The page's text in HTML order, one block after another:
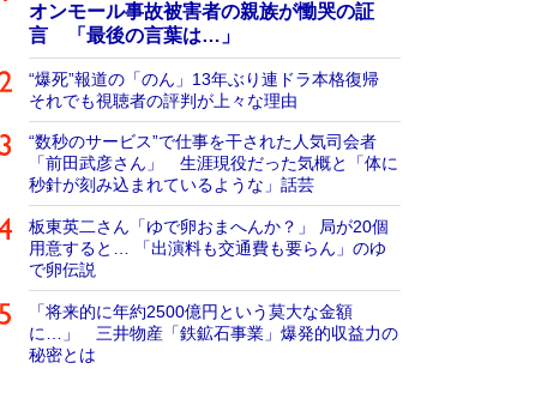
オンモール事故被害者の親族が慟哭の証
言 「最後の言葉は…」
“爆死”報道の「のん」13年ぶり連ドラ本格復帰
それでも視聴者の評判が上々な理由
“数秒のサービス”で仕事を干された人気司会者
「前田武彦さん」 生涯現役だった気概と「体に
秒針が刻み込まれているような」話芸
板東英二さん「ゆで卵おまへんか？」 局が20個
用意すると… 「出演料も交通費も要らん」のゆ
で卵伝説
「将来的に年約2500億円という莫大な金額
に…」 三井物産「鉄鉱石事業」爆発的収益力の
秘密とは